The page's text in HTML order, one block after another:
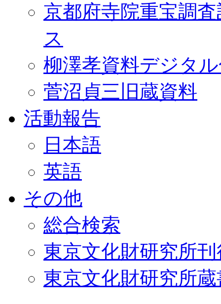
京都府寺院重宝調
ス
柳澤孝資料デジタ
菅沼貞三旧蔵資料
活動報告
日本語
英語
その他
総合検索
東京文化財研究所
東京文化財研究所